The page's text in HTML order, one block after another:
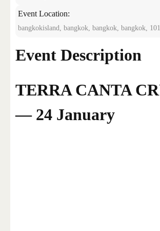
Event Location:
bangkokisland, bangkok, bangkok, bangkok,
Event Description
TERRA CANTA
— 24 January